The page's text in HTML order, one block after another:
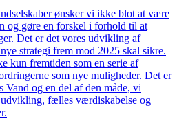
ønsker vi ikke blot at være
og gøre en forskel i forhold til at
Det er det vores udvikling af
strategi frem mod 2025 skal sikre.
kun fremtiden som en serie af
som nye muligheder. Det er
og en del af den måde, vi
fælles værdiskabelse og